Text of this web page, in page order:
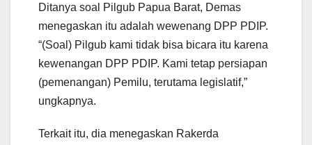
Ditanya soal Pilgub Papua Barat, Demas
menegaskan itu adalah wewenang DPP PDIP.
“(Soal) Pilgub kami tidak bisa bicara itu karena
kewenangan DPP PDIP. Kami tetap persiapan
(pemenangan) Pemilu, terutama legislatif,”
ungkapnya.
Terkait itu, dia menegaskan Rakerda